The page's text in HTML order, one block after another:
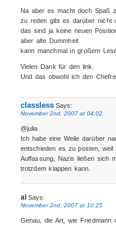
Na aber es macht doch Spaß
zu reden gibt es darüber nicht
das sind ja keine neuen
aber alte Dummheit
kann manchmal in großem
Vielen Dank für den link.
Und das obwohl ich den
classlessSays:
November 2nd, 2007 at 04:02
@julia
Ich habe eine Weile darüber
entschieden es zu posten,
Auffassung, Nazis ließen sich
trotzdem klappen kann.
al Says:
November 2nd, 2007 at 10:25
Genau, die Art, wie